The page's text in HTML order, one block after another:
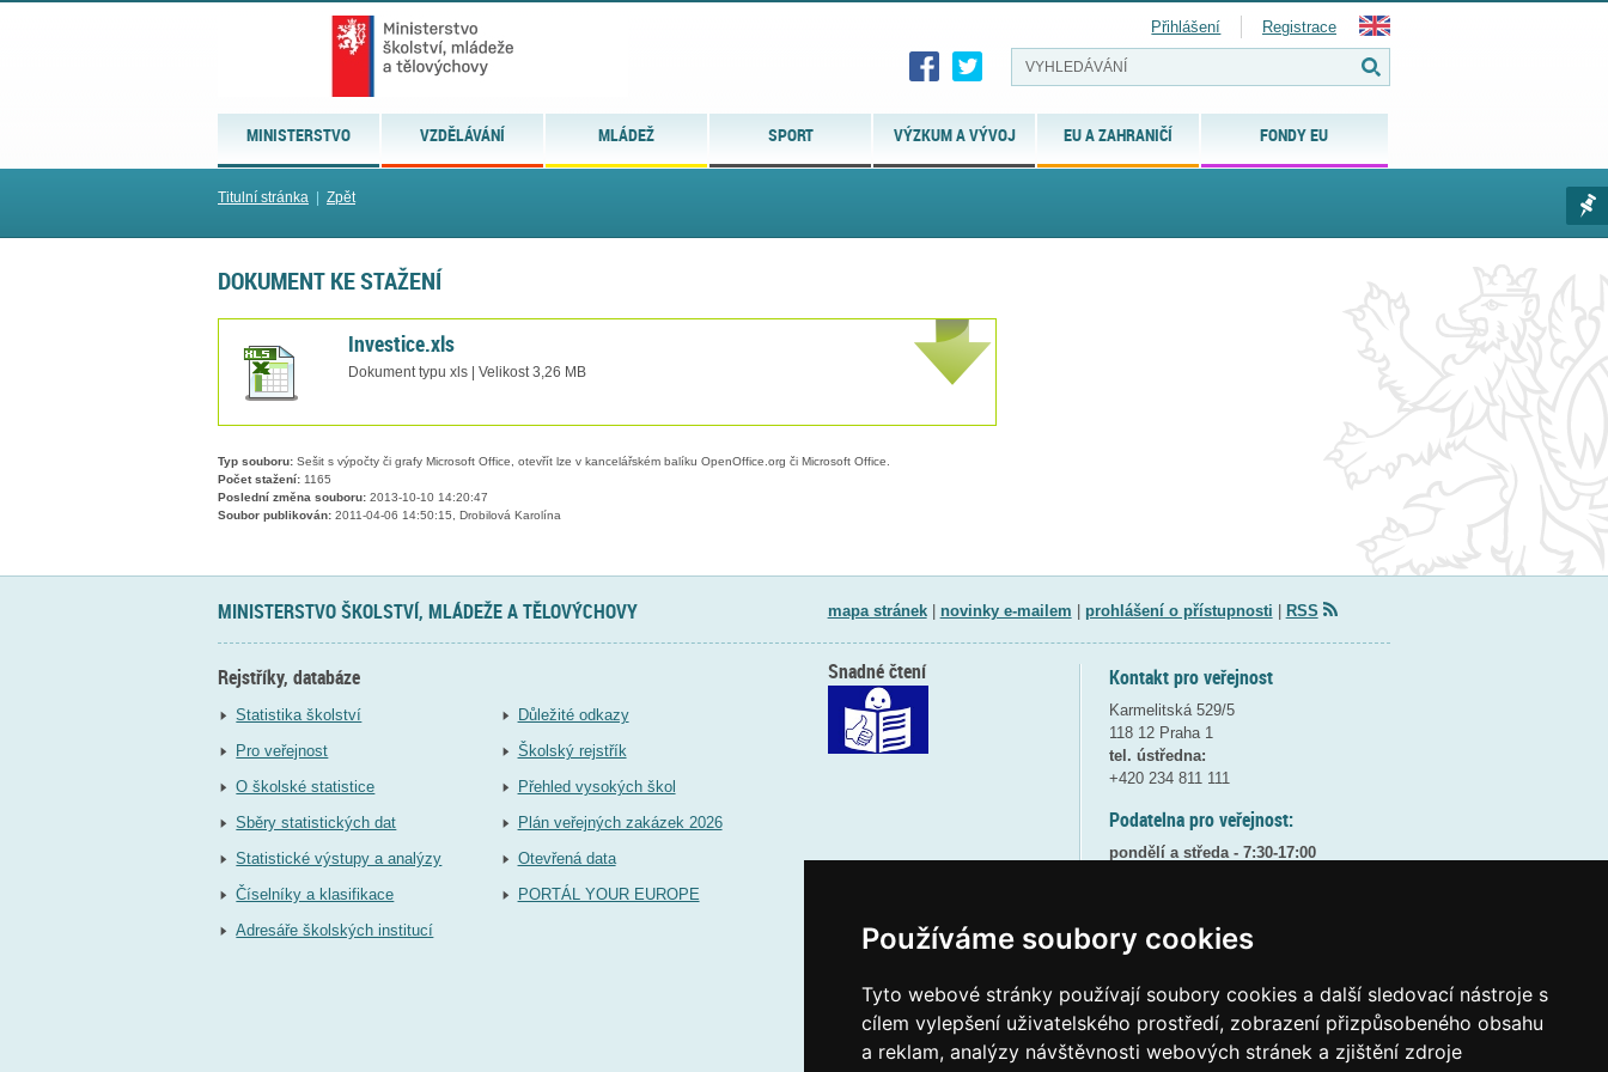
Používáme soubory cookies
Tyto webové stránky používají soubory cookies a další sledovací nástroje s
cílem vylepšení uživatelského prostředí, zobrazení přizpůsobeného obsahu
a reklam, analýzy návštěvnosti webových stránek a zjištění zdroje
MINISTERSTVO VZDĚLÁVÁNÍ MLÁDEŽ SPORT VÝZKUM A VÝVOJ EU A ZAHRANIČÍ FONDY EU
Přihlášení Registrace
Titulní stránka Zpět
DOKUMENT KE STAŽENÍ
Investice.xls
Dokument typu xls | Velikost 3,26 MB
Typ souboru: Sešit s výpočty či grafy Microsoft Office, otevřít lze v kancelářském balíku OpenOffice.org či Microsoft Office.
Počet stažení: 1165
Poslední změna souboru: 2013-10-10 14:20:47
Soubor publikován: 2011-04-06 14:50:15, Drobilová Karolína
MINISTERSTVO ŠKOLSTVÍ, MLÁDEŽE A TĚLOVÝCHOVY mapa stránek| novinky e-mailem prohlášení o přístupnosti RSS
Rejstříky, databáze
Statistika školství
Pro veřejnost
O školské statistice
Sběry statistických dat
Statistické výstupy a analýzy
Číselníky a klasifikace
Adresáře školských institucí
Důležité odkazy
Školský rejstřík
Přehled vysokých škol
Plán veřejných zakázek 2026
Otevřená data
PORTÁL YOUR EUROPE
Kontakt pro veřejnost
Karmelitská 529/5
118 12 Praha 1
tel. ústředna:
+420 234 811 111
Podatelna pro veřejnost:
pondělí a středa - 7:30-17:00
8:30 - 9:30 - bezpečnostní přestávka
Elektronická podatelna:
posta@msmtgov cz
Snadné čtení